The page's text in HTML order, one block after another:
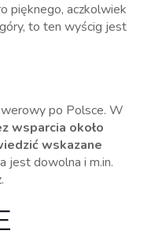
pięknego, aczkolwiek
to ten wyścig jest
po Polsce. W
wsparcia około
wskazane
jest dowolna i m.in.